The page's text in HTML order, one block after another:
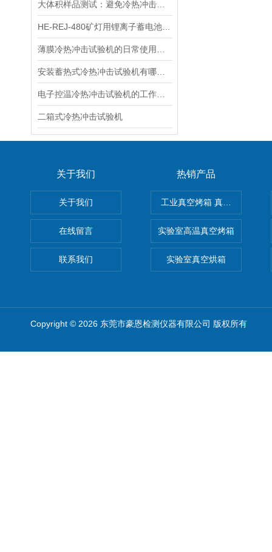
二箱式冷热冲击试验机
关于我们
关于我们
在线留言
联系我们
热销产品
工业真空烤箱 真空烘箱
实验室高温真空烤箱
实验室真空烘箱
Copyright © 2026 东莞市豪恩检测仪器有限公司 版权所有